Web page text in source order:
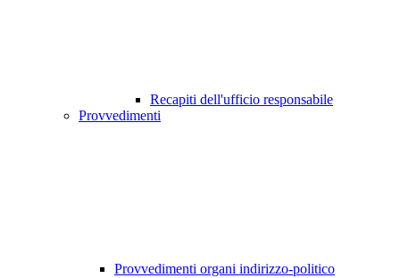
Recapiti dell'ufficio responsabile
Provvedimenti
Provvedimenti organi indirizzo-politico